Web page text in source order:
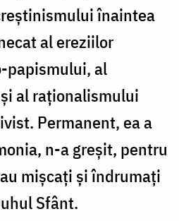
înaintea
al ereziilor
papismului, al
al raționalismului
Permanent, ea a
n-a greșit, pentru
mișcați și îndrumați
Sfânt.